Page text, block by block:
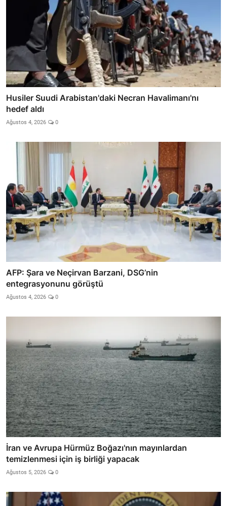
Husiler Suudi Arabistan'daki Necran Havalimanı'nı
hedef aldı
Ağustos 4, 2026 0
AFP: Şara ve Neçirvan Barzani, DSG’nin
entegrasyonunu görüştü
Ağustos 4, 2026 0
İran ve Avrupa Hürmüz Boğazı'nın mayınlardan
temizlenmesi için iş birliği yapacak
Ağustos 5, 2026 0